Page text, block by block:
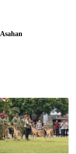
Asahan